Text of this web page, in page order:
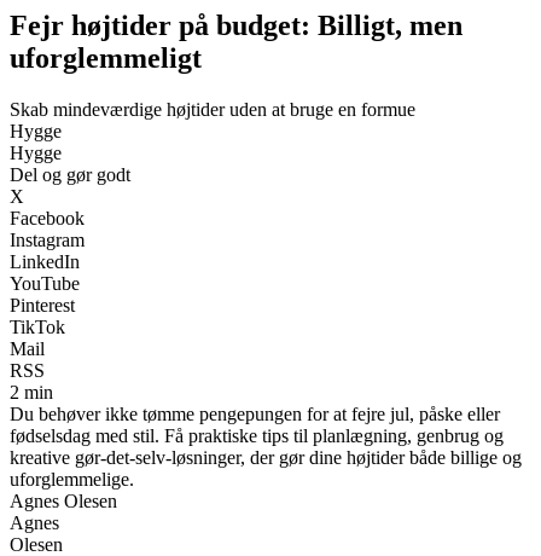
Fejr højtider på budget: Billigt, men
uforglemmeligt
Skab mindeværdige højtider uden at bruge en formue
Hygge
Hygge
Del og gør godt
X
Facebook
Instagram
LinkedIn
YouTube
Pinterest
TikTok
Mail
RSS
2 min
Du behøver ikke tømme pengepungen for at fejre jul, påske eller
fødselsdag med stil. Få praktiske tips til planlægning, genbrug og
kreative gør-det-selv-løsninger, der gør dine højtider både billige og
uforglemmelige.
Agnes Olesen
Agnes
Olesen